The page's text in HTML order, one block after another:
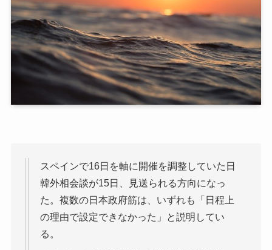
スペインで16日を軸に開催を調整していた日
韓外相会談が15日、見送られる方向になっ
た。複数の日本政府筋は、いずれも「日程上
の理由で設定できなかった」と説明してい
る。